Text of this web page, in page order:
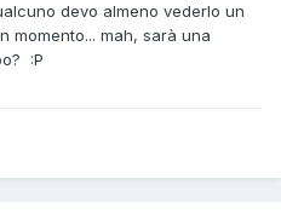
devo almeno vederlo un
momento... mah, sarà una
:P